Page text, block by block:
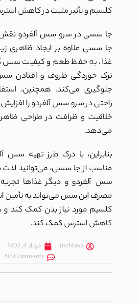
کلسیم و تأثیر مثبت در کاهش
جا سسی در سرو سس آلفردو نقش
جا سسی علاوه بر ایجاد ظاهری
غذا، به حفظ طعم و کیفیت سس
ترک خوردگی ظروف و افتادن
جلوگیری می‌کند. همچنین،
راحتی در سرو سس آلفردو را
خلاقیت و ظرافت در طراحی
می‌دهد.
بنابراین، با درک طرز تهیه سس
مناسب از جا سسی، می‌توانید لذت
سس آلفردو و دیگر غذاها
مصرف این سس می‌تواند به تأمین
کلسیم مورد نیاز بدن کمک کند و
کاهش استرس کمک کند.
mohtava خرداد 4, 1402
No Comments